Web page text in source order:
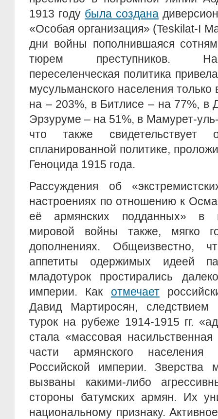
1913 году была создана
«Особая организация» (Teskilat-I
дни войны пополнившаяся
тюрем преступников.
переселенческая политика
мусульманского населения только
на – 203%, в Битлисе – на 77%, в
Эрзуруме – на 51%, в Мамурет-
что также свидетельствует
спланированной политике,
Геноцида 1915 года.
Рассуждения об
настроениях по отношению к
её армянских подданных» в
мировой войны также, мягко
дополнениях. Общеизвестно,
аппетиты одержимых идеей
младотурок простирались
империи. Как отмечает
Давид Мартиросян, следствием
турок на рубеже 1914-1915 гг.
стала «массовая насильственная
части армянского населения
Российской империи. Зверства
вызваны какими-либо
стороны батумских армян. Их
национальному признаку.